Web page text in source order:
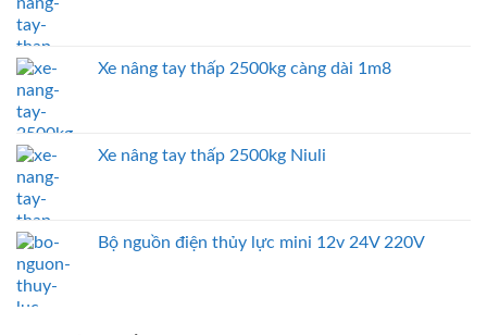
Xe nâng tay thấp 2500kg càng dài 1m8
Xe nâng tay thấp 2500kg Niuli
Bộ nguồn điện thủy lực mini 12v 24V 220V